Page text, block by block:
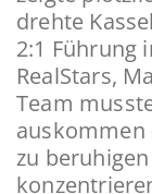
drehte
2:1 Führung
RealStars,
Team
auskommen
zu